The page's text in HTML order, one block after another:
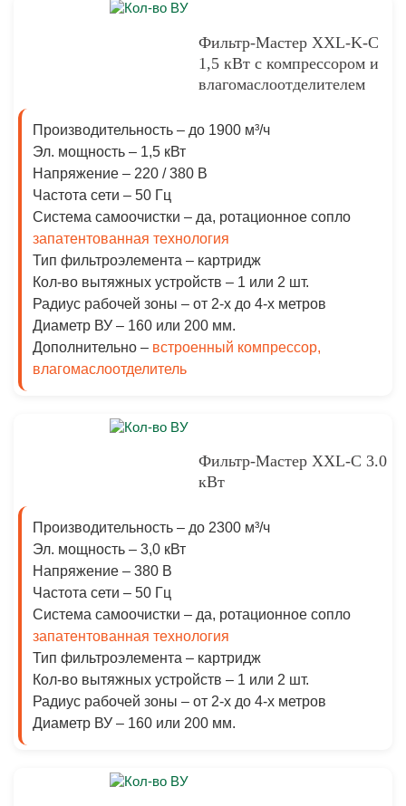
Фильтр-Мастер XXL-K-С
1,5 кВт с компрессором и
влагомаслоотделителем
Производительность – до 1900 м³/ч
Эл. мощность – 1,5 кВт
Напряжение – 220 / 380 В
Частота сети – 50 Гц
Система самоочистки – да, ротационное сопло
запатентованная технология
Тип фильтроэлемента – картридж
Кол-во вытяжных устройств – 1 или 2 шт.
Радиус рабочей зоны – от 2-х до 4-х метров
Диаметр ВУ – 160 или 200 мм.
Дополнительно – встроенный компрессор,
влагомаслоотделитель
Фильтр-Мастер XXL-С 3.0
кВт
Производительность – до 2300 м³/ч
Эл. мощность – 3,0 кВт
Напряжение – 380 В
Частота сети – 50 Гц
Система самоочистки – да, ротационное сопло
запатентованная технология
Тип фильтроэлемента – картридж
Кол-во вытяжных устройств – 1 или 2 шт.
Радиус рабочей зоны – от 2-х до 4-х метров
Диаметр ВУ – 160 или 200 мм.